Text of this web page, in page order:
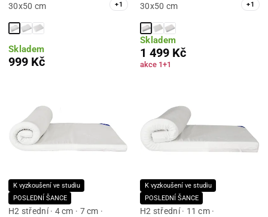
30x50 cm +1
Skladem
999 Kč
30x50 cm +1
Skladem
1 499 Kč
akce 1+1
K vyzkoušení ve studiu
POSLEDNÍ ŠANCE
H2 střední · 4 cm · 7 cm ·
K vyzkoušení ve studiu
POSLEDNÍ ŠANCE
H2 střední · 11 cm ·